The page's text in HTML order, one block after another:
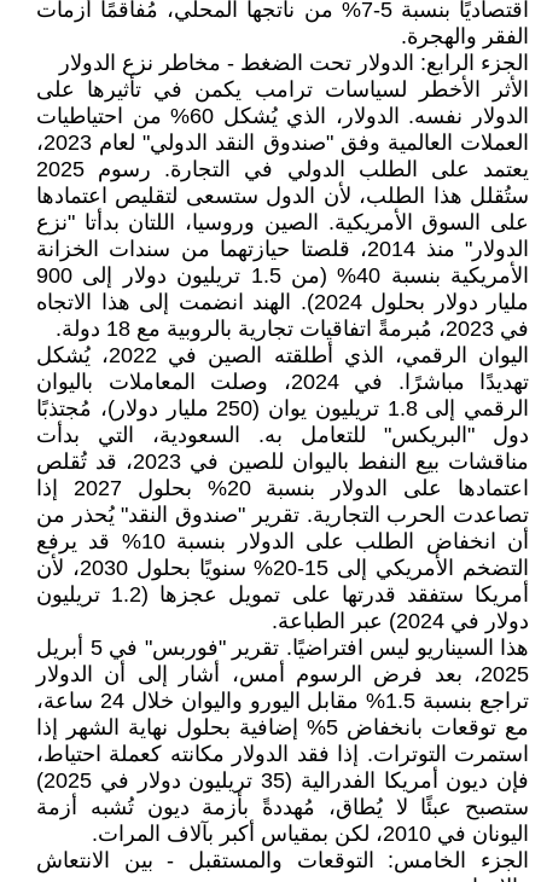
اقتصاديًا بنسبة 5-7% من ناتجها المحلي، مُفاقمًا أزمات
الفقر والهجرة.
الجزء الرابع: الدولار تحت الضغط - مخاطر نزع الدولار
الأثر الأخطر لسياسات ترامب يكمن في تأثيرها على
الدولار نفسه. الدولار، الذي يُشكل 60% من احتياطيات
العملات العالمية وفق "صندوق النقد الدولي" لعام 2023،
يعتمد على الطلب الدولي في التجارة. رسوم 2025
ستُقلل هذا الطلب، لأن الدول ستسعى لتقليص اعتمادها
على السوق الأمريكية. الصين وروسيا، اللتان بدأتا "نزع
الدولار" منذ 2014، قلصتا حيازتهما من سندات الخزانة
الأمريكية بنسبة 40% (من 1.5 تريليون دولار إلى 900
مليار دولار بحلول 2024). الهند انضمت إلى هذا الاتجاه
في 2023، مُبرمةً اتفاقيات تجارية بالروبية مع 18 دولة.
اليوان الرقمي، الذي أطلقته الصين في 2022، يُشكل
تهديدًا مباشرًا. في 2024، وصلت المعاملات باليوان
الرقمي إلى 1.8 تريليون يوان (250 مليار دولار)، مُجتذبًا
دول "البريكس" للتعامل به. السعودية، التي بدأت
مناقشات بيع النفط باليوان للصين في 2023، قد تُقلص
اعتمادها على الدولار بنسبة 20% بحلول 2027 إذا
تصاعدت الحرب التجارية. تقرير "صندوق النقد" يُحذر من
أن انخفاض الطلب على الدولار بنسبة 10% قد يرفع
التضخم الأمريكي إلى 15-20% سنويًا بحلول 2030، لأن
أمريكا ستفقد قدرتها على تمويل عجزها (1.2 تريليون
دولار في 2024) عبر الطباعة.
هذا السيناريو ليس افتراضيًا. تقرير "فوربس" في 5 أبريل
2025، بعد فرض الرسوم أمس، أشار إلى أن الدولار
تراجع بنسبة 1.5% مقابل اليورو واليوان خلال 24 ساعة،
مع توقعات بانخفاض 5% إضافية بحلول نهاية الشهر إذا
استمرت التوترات. إذا فقد الدولار مكانته كعملة احتياط،
فإن ديون أمريكا الفدرالية (35 تريليون دولار في 2025)
ستصبح عبئًا لا يُطاق، مُهددةً بأزمة ديون تُشبه أزمة
اليونان في 2010، لكن بمقياس أكبر بآلاف المرات.
الجزء الخامس: التوقعات والمستقبل - بين الانتعاش